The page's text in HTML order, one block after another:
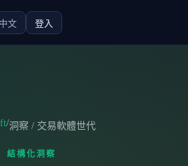
文 登入
/洞察 / 交易軟體世代
結構化洞察